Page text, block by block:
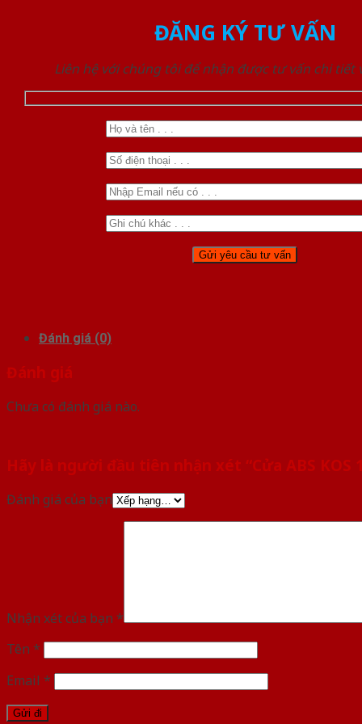
ĐĂNG KÝ TƯ VẤN
Liên hệ với chúng tôi để nhận được tư vấn chi tiết
Đánh giá (0)
Đánh giá
Chưa có đánh giá nào.
Hãy là người đầu tiên nhận xét “Cửa ABS KOS
Đánh giá của bạn
Nhận xét của bạn *
Tên *
Email *